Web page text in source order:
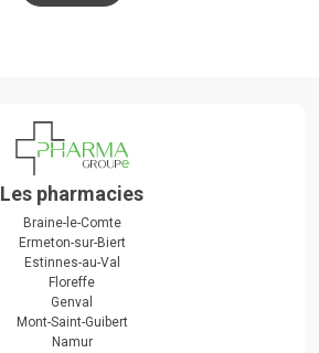
Les pharmacies
Braine-le-Comte
Ermeton-sur-Biert
Estinnes-au-Val
Floreffe
Genval
Mont-Saint-Guibert
Namur